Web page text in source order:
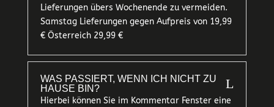
Lieferungen übers Wochenende zu vermeiden.
Samstag Lieferungen gegen Aufpreis von 19,99
€ Österreich 29,99 €
WAS PASSIERT, WENN ICH NICHT ZU
HAUSE BIN?
L
Hierbei können Sie im Kommentar Fenster eine